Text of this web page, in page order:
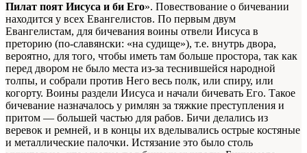
Пилат поят Иисуса и би Его». Повествование о бичевании
находится у всех Евангелистов. По первым двум
Евангелистам, для бичевания воины отвели Иисуса в
преторию (по-славянски: «на судище»), т.е. внутрь двора,
вероятно, для того, чтобы иметь там больше простора, так как
перед двором не было места из-за теснившейся народной
толпы, и собрали против Него весь полк, или спиру, или
когорту. Воины раздели Иисуса и начали бичевать Его. Такое
бичевание назначалось у римлян за тяжкие преступления и
притом — большей частью для рабов. Бичи делались из
веревок и ремней, и в концы их вделывались острые костяные
и металлические палочки. Истязание это было столь